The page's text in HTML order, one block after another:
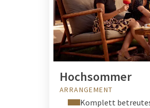
Hochsommer
ARRANGEMENT
Komplett